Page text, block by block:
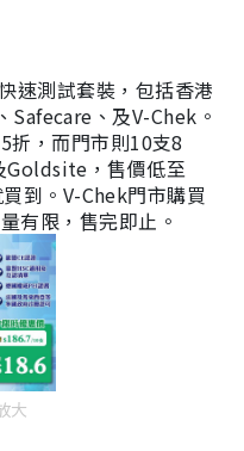
速測試套裝，包括香港
、及V-Chek。
折，而門市則10支8
Goldsite，售價低至
到。V-Chek門市購買
有限，售完即止。
大